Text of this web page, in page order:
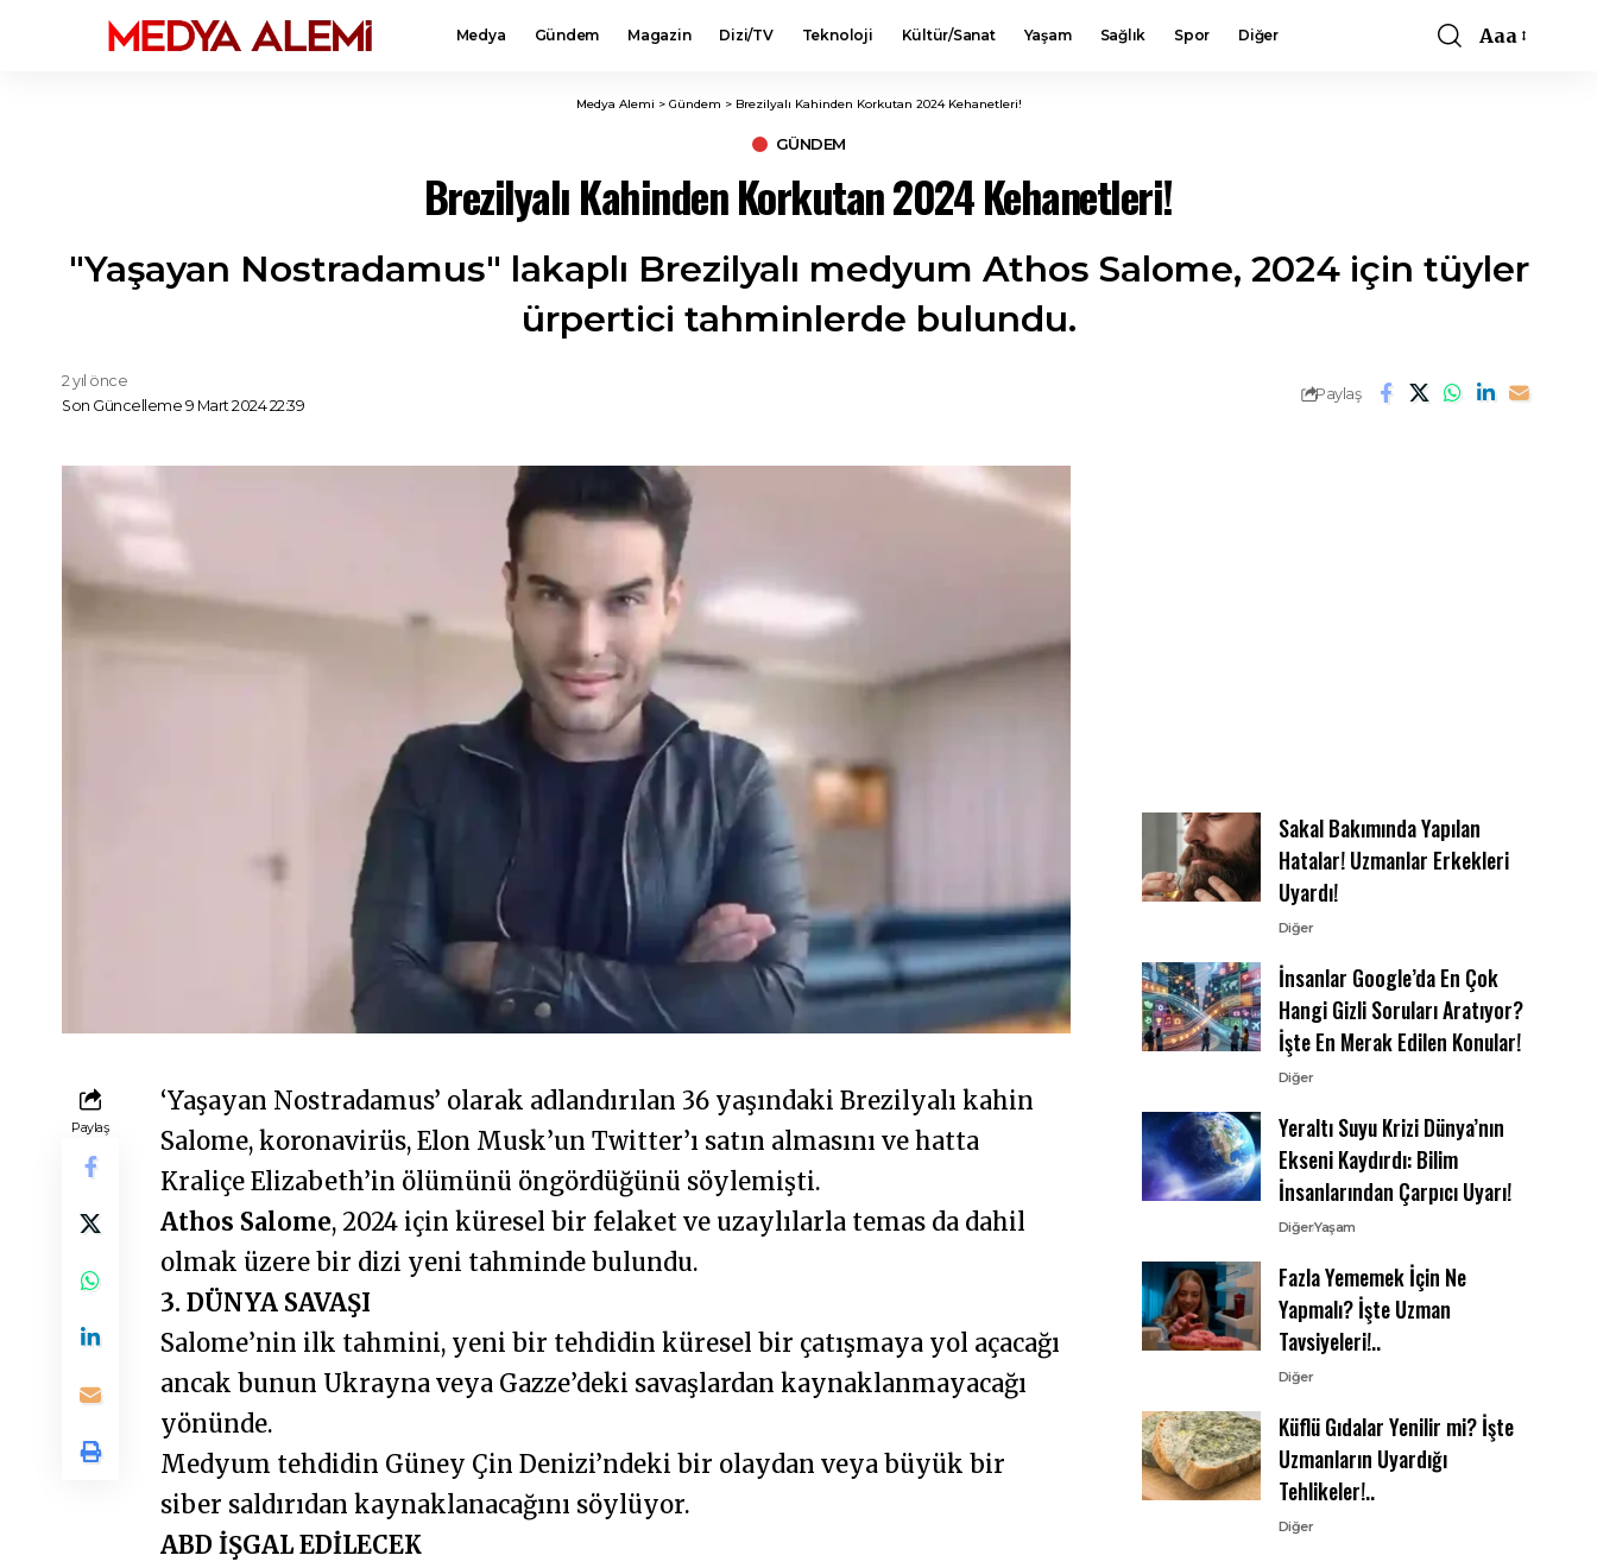
Medya Gündem Magazin Dizi/TV Teknoloji Kültür/Sanat Yaşam Sağlık Spor Diğer
Font
Aaa
Medya Alemi > Gündem > Brezilyalı Kahinden Korkutan 2024 Kehanetleri!
GÜNDEM
Brezilyalı Kahinden Korkutan 2024 Kehanetleri!
"Yaşayan Nostradamus" lakaplı Brezilyalı medyum Athos Salome, 2024 için tüyler
ürpertici tahminlerde bulundu.
Son Güncelleme 9 Mart 2024 22:39
2 yıl önce
Paylaş
Paylaş
‘Yaşayan Nostradamus’ olarak adlandırılan 36 yaşındaki Brezilyalı kahin
Salome, koronavirüs, Elon Musk’un Twitter’ı satın almasını ve hatta
Kraliçe Elizabeth’in ölümünü öngördüğünü söylemişti.
Athos Salome, 2024 için küresel bir felaket ve uzaylılarla temas da dahil
olmak üzere bir dizi yeni tahminde bulundu.
3. DÜNYA SAVAŞI
Salome’nin ilk tahmini, yeni bir tehdidin küresel bir çatışmaya yol açacağı
ancak bunun Ukrayna veya Gazze’deki savaşlardan kaynaklanmayacağı
yönünde.
Medyum tehdidin Güney Çin Denizi’ndeki bir olaydan veya büyük bir
siber saldırıdan kaynaklanacağını söylüyor.
ABD İŞGAL EDİLECEK
Sakal Bakımında Yapılan
Hatalar! Uzmanlar Erkekleri
Uyardı!
Diğer
İnsanlar Google’da En Çok
Hangi Gizli Soruları Aratıyor?
İşte En Merak Edilen Konular!
Diğer
Yeraltı Suyu Krizi Dünya’nın
Ekseni Kaydırdı: Bilim
İnsanlarından Çarpıcı Uyarı!
DiğerYaşam
Fazla Yememek İçin Ne
Yapmalı? İşte Uzman
Tavsiyeleri!..
Diğer
Küflü Gıdalar Yenilir mi? İşte
Uzmanların Uyardığı
Tehlikeler!..
Diğer